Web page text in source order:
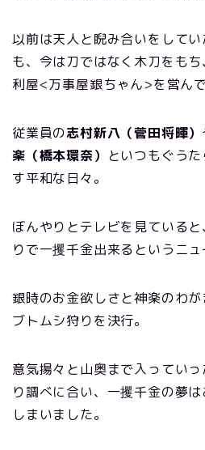
以前は天人と睨み合いをして
も、今は刀ではなく木刀をも
利屋<万事屋銀ちゃん>を営んで
従業員の志村新八（菅田将暉）
楽（橋本環奈） といつもぐう
す平和な日々。
ぼんやりとテレビを見ている
りで一攫千金出来るというニュ
銀時のお金欲しさと神楽のわ
ブトムシ狩りを決行。
意気揚々と山奥まで入ってい
り調べに合い、一攫千金の夢
しまいました。